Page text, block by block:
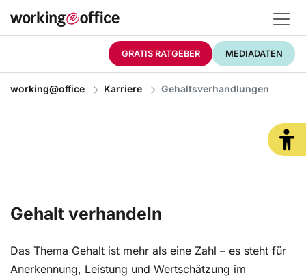
GRATIS RATGEBER MEDIADATEN
working@office Karriere Gehaltsverhandlungen
Gehalt verhandeln
Das Thema Gehalt ist mehr als eine Zahl – es steht für
Anerkennung, Leistung und Wertschätzung im